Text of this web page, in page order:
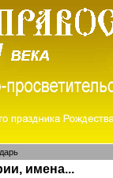
имена...